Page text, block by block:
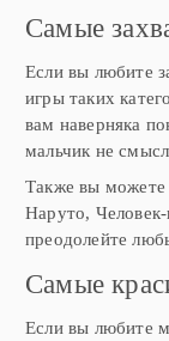
Самые
Если вы любите
игры таких
вам наверняка
мальчик не
Также вы можете
Наруто,
преодолейте
Самые
Если вы любите